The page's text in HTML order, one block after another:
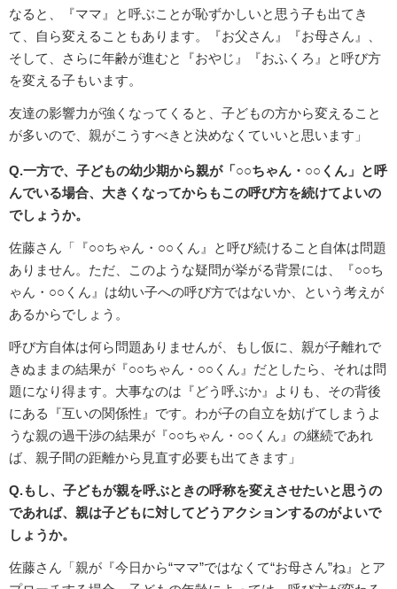
なると、『ママ』と呼ぶことが恥ずかしいと思う子も出てき
て、自ら変えることもあります。『お父さん』『お母さん』、
そして、さらに年齢が進むと『おやじ』『おふくろ』と呼び方
を変える子もいます。
友達の影響力が強くなってくると、子どもの方から変えること
が多いので、親がこうすべきと決めなくていいと思います」
Q.一方で、子どもの幼少期から親が「○○ちゃん・○○くん」と呼
んでいる場合、大きくなってからもこの呼び方を続けてよいの
でしょうか。
佐藤さん「『○○ちゃん・○○くん』と呼び続けること自体は問題
ありません。ただ、このような疑問が挙がる背景には、『○○ち
ゃん・○○くん』は幼い子への呼び方ではないか、という考えが
あるからでしょう。
呼び方自体は何ら問題ありませんが、もし仮に、親が子離れで
きぬままの結果が『○○ちゃん・○○くん』だとしたら、それは問
題になり得ます。大事なのは『どう呼ぶか』よりも、その背後
にある『互いの関係性』です。わが子の自立を妨げてしまうよ
うな親の過干渉の結果が『○○ちゃん・○○くん』の継続であれ
ば、親子間の距離から見直す必要も出てきます」
Q.もし、子どもが親を呼ぶときの呼称を変えさせたいと思うの
であれば、親は子どもに対してどうアクションするのがよいで
しょうか。
佐藤さん「親が『今日から“ママ”ではなくて“お母さん”ね』とア